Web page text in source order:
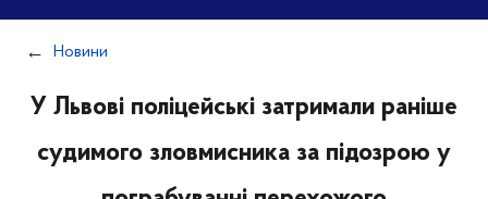
Новини
У Львові поліцейські затримали раніше
судимого зловмисника за підозрою у